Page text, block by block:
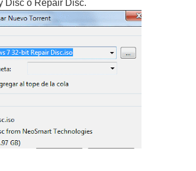
Disc o Repair Disc.